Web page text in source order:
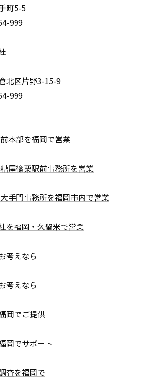
町5-5
999
北区片野3-15-9
999
本部を福岡で営業
屋篠栗駅前事務所を営業
手門事務所を福岡市内で営業
を福岡・久留米で営業
考えなら
考えなら
岡でご提供
岡でサポート
査を福岡で